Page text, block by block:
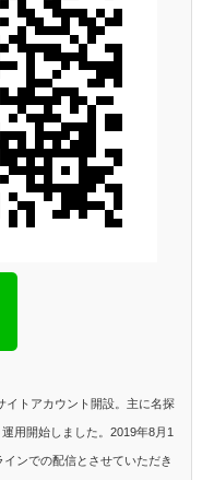
イトアカウント開設。主に名探
用開始しました。2019年8月1
ンでの配信とさせていただき